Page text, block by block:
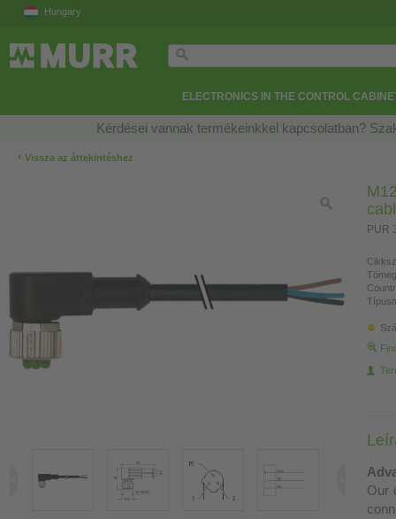
Hungary
ELECTRONICS IN THE CONTROL
Kérdései vannak termékeinkkel kapcsolatban?
‹ Vissza az áttekintéshez
PUR
Our